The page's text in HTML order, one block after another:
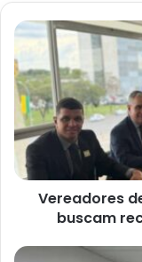
Vereadores
oposição
de
Cruz
das
Almas
buscam
recursos
Brasília
Vereadores
buscam
Moraes